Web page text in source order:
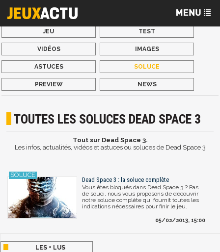
JEU TEST
VIDÉOS IMAGES
ASTUCES SOLUCE
PREVIEW NEWS
TOUTES LES SOLUCES DEAD SPACE 3
Tout sur Dead Space 3.
Les infos, actualités, vidéos et astuces ou soluces de Dead Space 3
Dead Space 3 : la soluce complète
Vous êtes bloqués dans Dead Space 3 ? Pas
de souci, nous vous proposons de découvrir
notre soluce complète qui fournit toutes les
indications nécessaires pour finir le jeu.
05/02/2013, 15:00
LES + LUS